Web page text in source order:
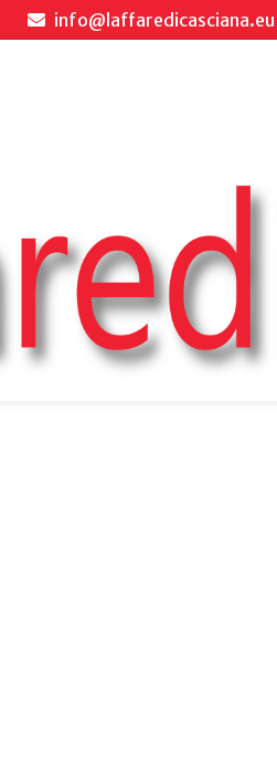
info@laffaredicasciana.eu